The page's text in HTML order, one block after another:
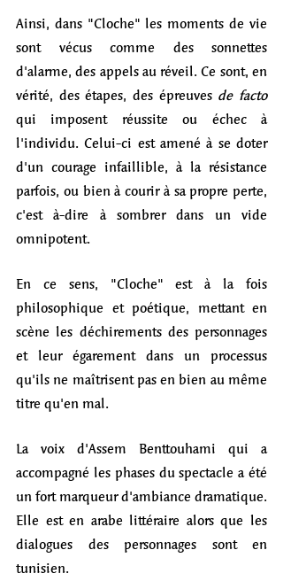
Ainsi, dans "Cloche" les moments de vie
sont vécus comme des sonnettes
d'alarme, des appels au réveil. Ce sont, en
vérité, des étapes, des épreuves
de facto
qui imposent réussite ou échec à
l'individu. Celui-ci est amené à se doter
d'un courage infaillible, à la résistance
parfois, ou bien à courir à sa propre perte,
c'est à-dire à sombrer dans un vide
omnipotent.
En ce sens, "Cloche" est à la fois
philosophique et poétique, mettant en
scène les déchirements des personnages
et leur égarement dans un processus
qu'ils ne maîtrisent pas en bien au même
titre qu'en mal.
La voix d'Assem Benttouhami qui a
accompagné les phases du spectacle a été
un fort marqueur d'ambiance dramatique.
Elle est en arabe littéraire alors que les
dialogues des personnages sont en
tunisien.